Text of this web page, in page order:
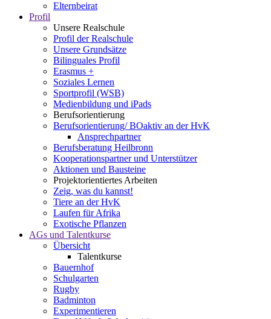
Elternbeirat
Profil
Unsere Realschule
Profil der Realschule
Unsere Grundsätze
Bilinguales Profil
Erasmus +
Soziales Lernen
Sportprofil (WSB)
Medienbildung und iPads
Berufsorientierung
Berufsorientierung/ BOaktiv an der HvK
Ansprechpartner
Berufsberatung Heilbronn
Kooperationspartner und Unterstützer
Aktionen und Bausteine
Projektorientiertes Arbeiten
Zeig, was du kannst!
Tiere an der HvK
Laufen für Afrika
Exotische Pflanzen
AGs und Talentkurse
Übersicht
Talentkurse
Bauernhof
Schulgarten
Rugby
Badminton
Experimentieren